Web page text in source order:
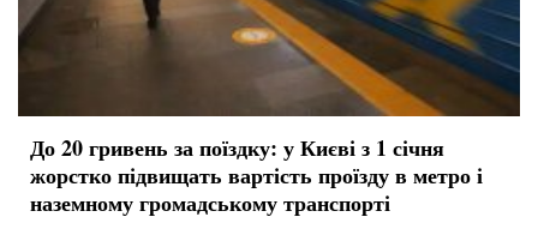
До 20 гривень за поїздку: у Києві з 1 січня
жорстко підвищать вартість проїзду в метро і
наземному громадському транспорті